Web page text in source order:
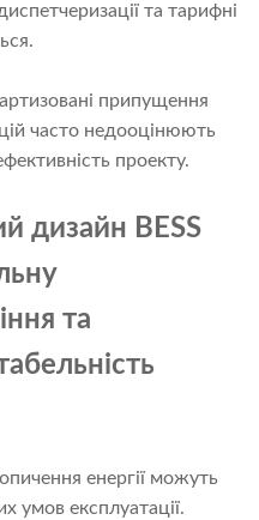
та тарифні
припущення
часто недооцінюють
проекту.
дизайн BESS
та
енергії можуть
умов експлуатації.